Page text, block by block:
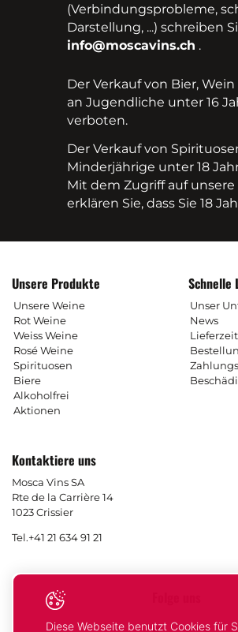
(Verbindungsprobleme,
Darstellung, ...) schreiben
info@moscavins.ch .
Der Verkauf von Bier,
an Jugendliche unter 16
verboten.
Der Verkauf von
Minderjährige unter 18
Mit dem Zugriff auf
erklären Sie, dass Sie 18
Unsere Produkte
Unsere Weine
Rot Weine
Weiss Weine
Rosé Weine
Spirituosen
Biere
Alkoholfrei
Aktionen
Schnelle
Unser
News
Lieferzeit
Kontaktiere uns
Mosca Vins SA
Rte de la Carrière 14
1023 Crissier
Tel.+41 21 634 91 21
Diese Webseite benutzt Cookies für